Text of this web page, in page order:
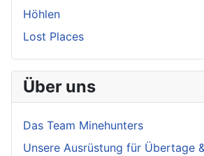
Höhlen
Lost Places
Über uns
Das Team Minehunters
Unsere Ausrüstung für Übertage